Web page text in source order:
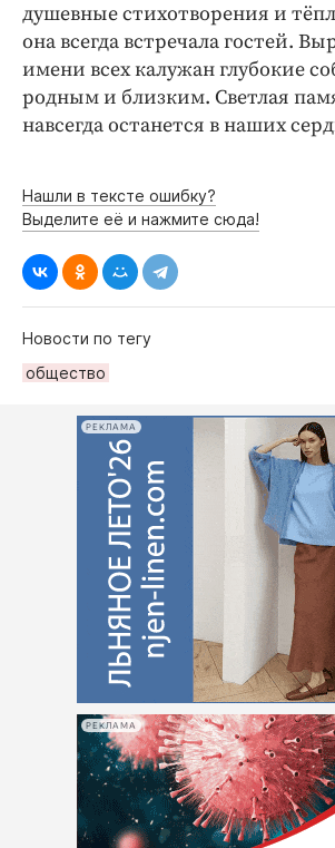
душевные стихотворения и
она всегда встречала гостей.
имени всех калужан глубокие
родным и близким. Светлая
навсегда останется в наших
Нашли в тексте ошибку?
Выделите её и нажмите сюда!
Новости по тегу
общество
РЕКЛАМА
РЕКЛАМА